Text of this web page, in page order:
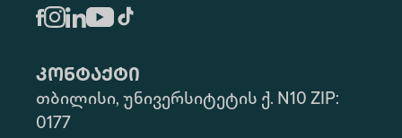
კონტაქტი
თბილისი, უნივერსიტეტის ქ. N10 ZIP:
0177